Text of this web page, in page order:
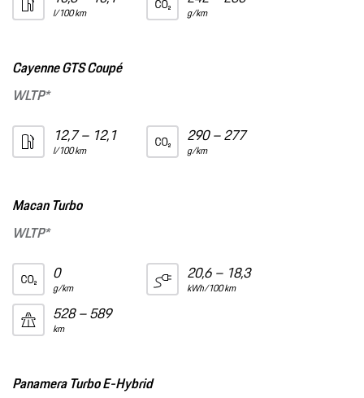
l/100 km g/km
Cayenne GTS Coupé
WLTP*
12,7 – 12,1
l/100 km
290 – 277
g/km
Macan Turbo
WLTP*
0
g/km
20,6 – 18,3
kWh/100 km
528 – 589
km
Panamera Turbo E-Hybrid